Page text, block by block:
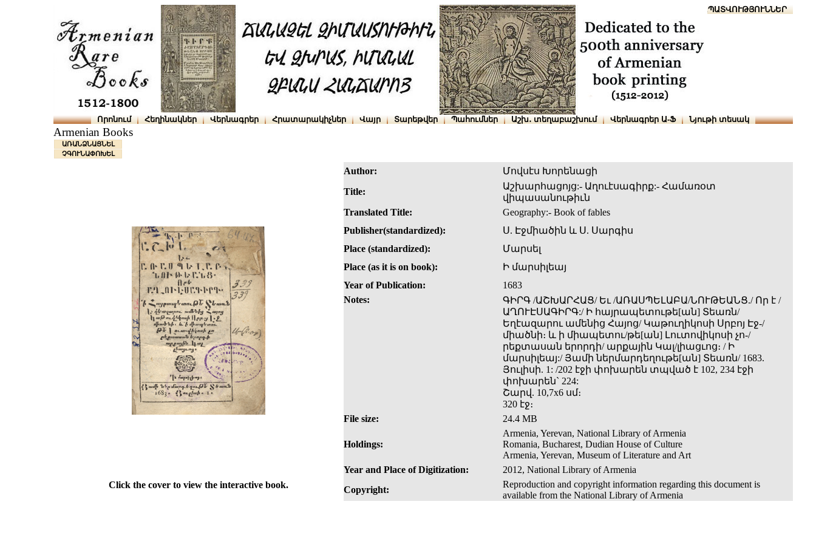
ՆԱԽԱՊԱՏՎՈՒԹՅՈՒՆՆԵՐ
Որոնում Հեղինակներ Վերնագրեր Հրատարակիչներ Վայր Տարեթվեր Պահումներ Աշխ․ տեղաբաշխում Վերնագրեր Ա-Ֆ Նյութի տեսակ
Armenian Books
ԱՌԱՆՁՆԱՑՆԵԼ
ՉԳՈՒՆԱՓՈԽԵԼ
Author:
Մովսէս Խորենացի
Title:
Աշխարհացոյց:- Աղուէսագիրք:- Համառօտ
վիպասանութիւն
Translated Title:
Geography:- Book of fables
Publisher(standardized):
Ս. Էջմիածին և Ս. Սարգիս
Place (standardized):
Մարսել
Place (as it is on book):
Ի մարսիլեայ
Year of Publication:
1683
Notes:
ԳԻՐԳ /ԱՇԽԱՐՀԱՑ/ Եւ /ԱՌԱՍՊԵԼԱԲԱ/ՆՈՒԹԵԱՆՑ./ Որ է /
ԱՂՈՒԷՍԱԳԻՐԳ:/ Ի հայրապետութե[ան] Տեառն/
Եղէազարու ամենից Հայոց/ Կաթուղիկոսի Սրբոյ Էջ-/
միածնի։ և ի միապետու/թե[ան] Լուտովիկոսի չո-/
րեքտասան երորդի/ արքային Կալ/լիացւոց։ / Ի
մարսիլեայ:/ Յամի ներմարդեղութե[ան] Տեառն/ 1683.
Յուլիսի. 1: /202 էջի փոխարեն տպված է 102, 234 էջի
փոխարեն` 224:
Շարվ. 10,7x6 սմ։
320 էջ։
File size:
24.4 MB
Holdings:
Armenia, Yerevan, National Library of Armenia
Romania, Bucharest, Dudian House of Culture
Armenia, Yerevan, Museum of Literature and Art
Year and Place of Digitization:
2012, National Library of Armenia
Click the cover to view the interactive book.
Copyright:
Reproduction and copyright information regarding this document is
available from the National Library of Armenia